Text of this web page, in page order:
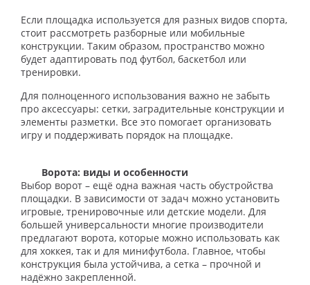
Если площадка используется для разных видов спорта,
стоит рассмотреть разборные или мобильные
конструкции. Таким образом, пространство можно
будет адаптировать под футбол, баскетбол или
тренировки.
Для полноценного использования важно не забыть
про аксессуары: сетки, заградительные конструкции и
элементы разметки. Все это помогает организовать
игру и поддерживать порядок на площадке.
Ворота: виды и особенности
Выбор ворот – ещё одна важная часть обустройства
площадки. В зависимости от задач можно установить
игровые, тренировочные или детские модели. Для
большей универсальности многие производители
предлагают ворота, которые можно использовать как
для хоккея, так и для минифутбола. Главное, чтобы
конструкция была устойчива, а сетка – прочной и
надёжно закрепленной.